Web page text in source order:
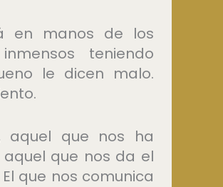
en manos de los
teniendo
le dicen malo.
aquel que nos ha
que nos da el
que nos comunica